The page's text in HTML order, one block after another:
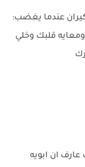
عندما يغضب:
قلبك وخلي
ان ابويه